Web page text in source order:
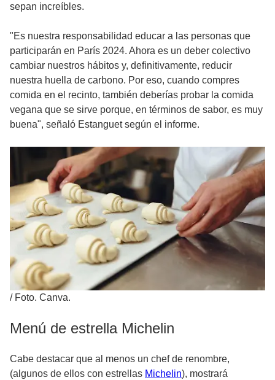
sepan increíbles.
"Es nuestra responsabilidad educar a las personas que
participarán en París 2024. Ahora es un deber colectivo
cambiar nuestros hábitos y, definitivamente, reducir
nuestra huella de carbono. Por eso, cuando compres
comida en el recinto, también deberías probar la comida
vegana que se sirve porque, en términos de sabor, es muy
buena", señaló Estanguet según el informe.
/ Foto. Canva.
Menú de estrella Michelin
Cabe destacar que al menos un chef de renombre,
(algunos de ellos con estrellas Michelin), mostrará